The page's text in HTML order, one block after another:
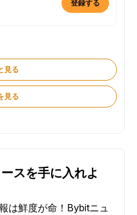
登録する
見る
見る
スを手に入れよ
は鮮度が命！Bybitニュ